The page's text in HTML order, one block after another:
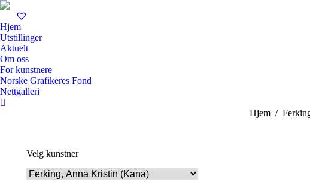
Hjem
Utstillinger
Aktuelt
Om oss
For kunstnere
Norske Grafikeres Fond
Nettgalleri
Search:
You are here:
Hjem
Velg kunstner